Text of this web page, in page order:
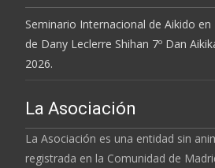
Seminario Internacional de Aikido en
de Dany Leclerre Shihan 7º Dan
2026.
La Asociación
La Asociación es una entidad sin
registrada en la Comunidad de